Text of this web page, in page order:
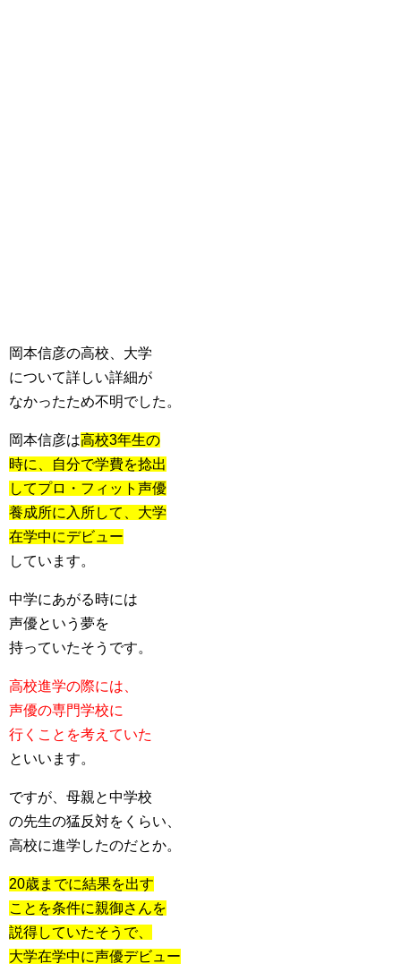
岡本信彦の高校、大学
について詳しい詳細が
なかったため不明でした。
岡本信彦は高校3年生の
時に、自分で学費を捻出
してプロ・フィット声優
養成所に入所して、大学
在学中にデビュー
しています。
中学にあがる時には
声優という夢を
持っていたそうです。
高校進学の際には、
声優の専門学校に
行くことを考えていた
といいます。
ですが、母親と中学校
の先生の猛反対をくらい、
高校に進学したのだとか。
20歳までに結果を出す
ことを条件に親御さんを
説得していたそうで、
大学在学中に声優デビュー